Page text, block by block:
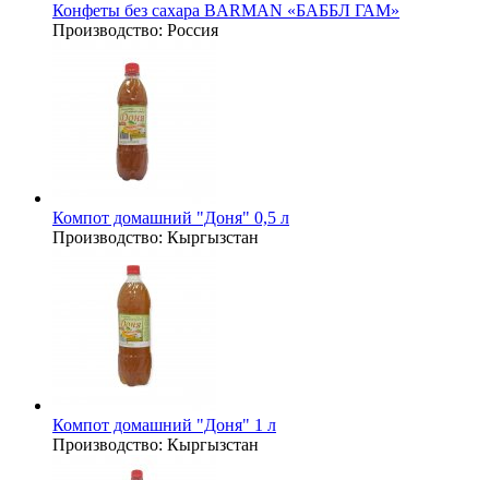
Конфеты без сахара BARMAN «БАББЛ ГАМ»
Производство: Россия
Компот домашний "Доня" 0,5 л
Производство: Кыргызстан
Компот домашний "Доня" 1 л
Производство: Кыргызстан